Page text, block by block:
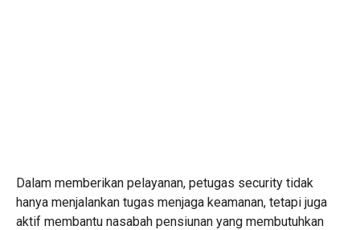
Dalam memberikan pelayanan, petugas security tidak
hanya menjalankan tugas menjaga keamanan, tetapi juga
aktif membantu nasabah pensiunan yang membutuhkan